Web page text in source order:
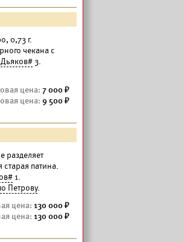
0,73 г.
чекана с
Дьяков#3.
7 000
9 500
разделяет
патина.
1.
Петрову.
130 000
130 000